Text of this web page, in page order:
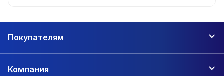
Покупателям
Компания